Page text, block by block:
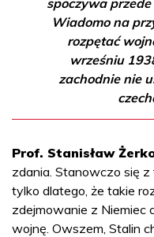
Wiadomo na
rozpętać
wrześniu
zachodnie nie
Prof. Stanisław
zdania. Stanowczo się
tylko dlatego, że takie
zdejmowanie z Niemiec
wojnę. Owszem, Stalin